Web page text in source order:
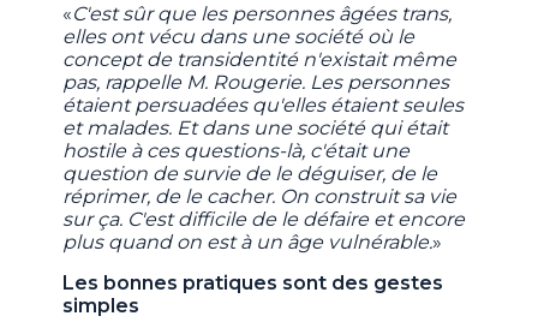
«C'est sûr que les personnes âgées trans,
elles ont vécu dans une société où le
concept de transidentité n'existait même
pas, rappelle M. Rougerie. Les personnes
étaient persuadées qu'elles étaient seules
et malades. Et dans une société qui était
hostile à ces questions-là, c'était une
question de survie de le déguiser, de le
réprimer, de le cacher. On construit sa vie
sur ça. C'est difficile de le défaire et encore
plus quand on est à un âge vulnérable.»
Les bonnes pratiques sont des gestes
simples